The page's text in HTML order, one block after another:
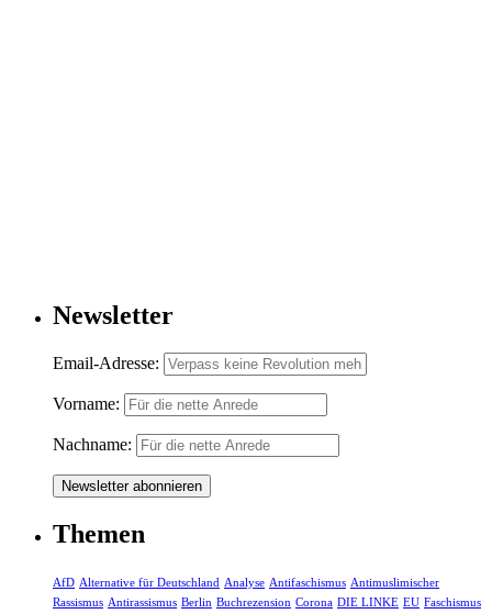
Newsletter
Email-Adresse:
Vorname:
Nachname:
Themen
AfD Alternative für Deutschland Analyse Antifaschismus Antimuslimischer
Rassismus Antirassismus Berlin Buchrezension Corona DIE LINKE EU Faschismus